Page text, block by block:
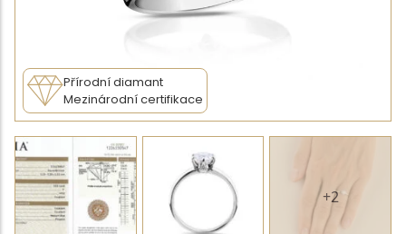
Přírodní diamant
Mezinárodní certifikace
+2